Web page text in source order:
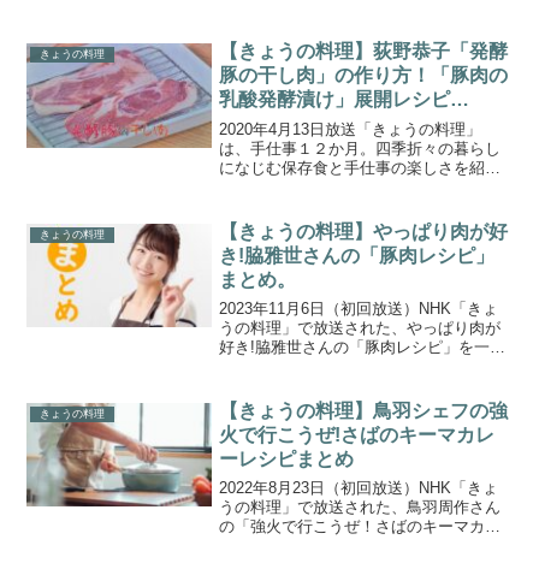
と伊東盛さんから、カレー研究家のらっ
きょう＆福神漬け...
きょうの料理
【きょうの料理】荻野恭子「発酵
豚の干し肉」の作り方！「豚肉の
乳酸発酵漬け」展開レシピ
(2020.4.13)
2020年4月13日放送「きょうの料理」
は、手仕事１２か月。四季折々の暮らし
になじむ保存食と手仕事の楽しさを紹介
野恭子さんから、塩豚の進化版「豚肉の
乳酸発酵漬け」の作...
きょうの料理
【きょうの料理】やっぱり肉が好
き!脇雅世さんの「豚肉レシピ」
まとめ。
2023年11月6日（初回放送）NHK「きょ
うの料理」で放送された、やっぱり肉が
好き!脇雅世さんの「豚肉レシピ」を一覧
毎日でも食べたい肉といえば、鶏肉と豚
肉。「やっぱり...
きょうの料理
【きょうの料理】鳥羽シェフの強
火で行こうぜ!さばのキーマカレ
ーレシピまとめ
2022年8月23日（初回放送）NHK「きょ
うの料理」で放送された、鳥羽周作さん
の「強火で行こうぜ！さばのキーマカレ